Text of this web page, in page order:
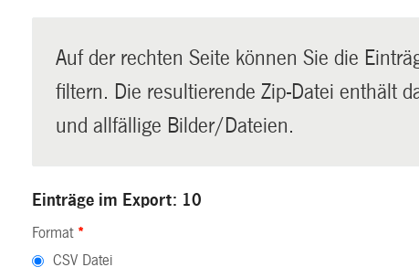
Auf der rechten Seite können Sie die
filtern. Die resultierende Zip-Datei enthält
und allfällige Bilder/Dateien.
Einträge im Export: 10
Format *
CSV Datei